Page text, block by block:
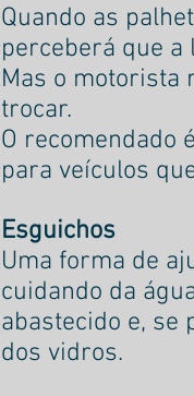
Quando as
perceberá que a
Mas o motorista
trocar.
O recomendado
para veículos
Esguichos
Uma forma de
cuidando da
abastecido e, se
dos vidros.